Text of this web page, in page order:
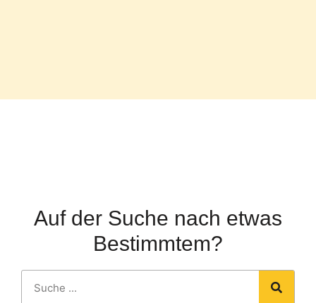
Auf der Suche nach etwas
Bestimmtem?